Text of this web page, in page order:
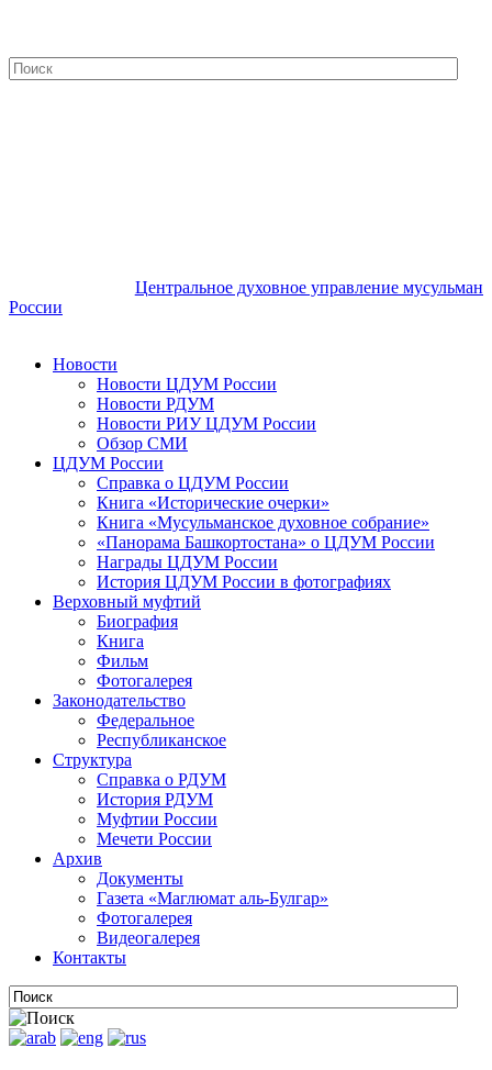
Центральное духовное управление мусульман
России
Новости
Новости ЦДУМ России
Новости РДУМ
Новости РИУ ЦДУМ России
Обзор СМИ
ЦДУМ России
Справка о ЦДУМ России
Книга «Исторические очерки»
Книга «Мусульманское духовное собрание»
«Панорама Башкортостана» о ЦДУМ России
Награды ЦДУМ России
История ЦДУМ России в фотографиях
Верховный муфтий
Биография
Книга
Фильм
Фотогалерея
Законодательство
Федеральное
Республиканское
Структура
Справка о РДУМ
История РДУМ
Муфтии России
Мечети России
Архив
Документы
Газета «Маглюмат аль-Булгар»
Фотогалерея
Видеогалерея
Контакты